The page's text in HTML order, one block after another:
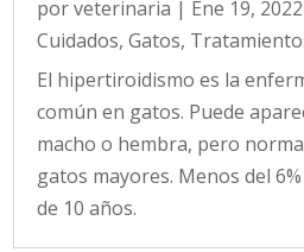
porveterinaria | Ene 19, 2022
Cuidados,Gatos,
El hipertiroidismo es la
común en gatos. Puede
macho o hembra, pero
gatos mayores. Menos del
de 10 años.